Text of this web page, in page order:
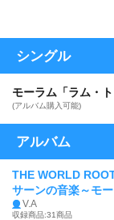
シングル
モーラム「ラム・
(アルバム購入可能)
アルバム
THE WORLD
サーンの音楽～モ
V.A
収録商品:31商品